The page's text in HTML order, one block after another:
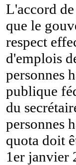
L'accord
que le
respect
d'emplois
personnes
publique
du
personnes
quota doit
1er janvier